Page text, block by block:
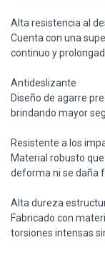
Alta resistencia al
Cuenta con una
continuo y
Antideslizante
Diseño de agarre
brindando mayor
Resistente a los
Material robusto
deforma ni se daña
Alta dureza
Fabricado con
torsiones intensas